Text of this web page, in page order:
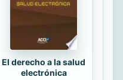
El derecho a la salud
electrónica